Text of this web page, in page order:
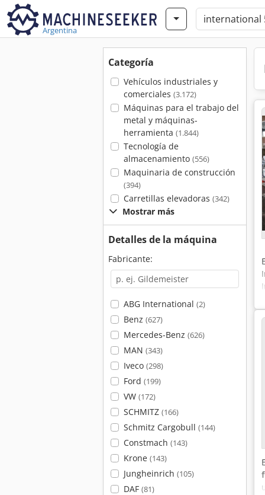
Argentina
Categoría
Vehículos industriales y
comerciales (3.172)
Máquinas para el trabajo del
metal y máquinas-
herramienta (1.844)
Tecnología de
almacenamiento (556)
Maquinaria de construcción
(394)
Carretillas elevadoras (342)
Mostrar más
Detalles de la máquina
Fabricante:
ABG International (2)
Benz (627)
Mercedes-Benz (626)
MAN (343)
Iveco (298)
Ford (199)
VW (172)
SCHMITZ (166)
Schmitz Cargobull (144)
Constmach (143)
Krone (143)
Jungheinrich (105)
DAF (81)